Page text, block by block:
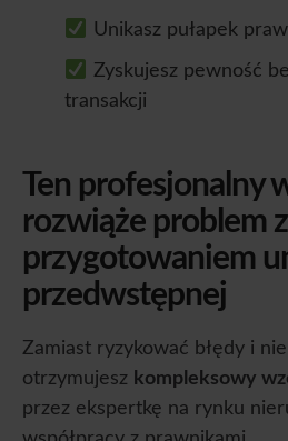
Unikasz pułapek
Zyskujesz pewność
transakcji
Ten profesjonalny
rozwiąże problem z
przygotowaniem
przedwstępnej
Zamiast ryzykować błędy i
otrzymujesz kompleksowy
przez ekspertkę na rynku